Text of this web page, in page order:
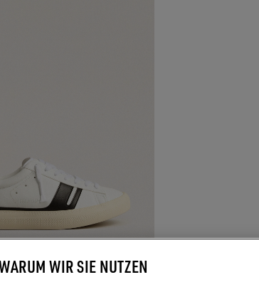
WIR SIE NUTZEN